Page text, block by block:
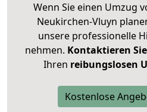
Wenn Sie einen Umzug
Neukirchen-Vluyn
unsere professionelle
nehmen. Kontaktieren
Ihren reibungslosen
Kostenlose